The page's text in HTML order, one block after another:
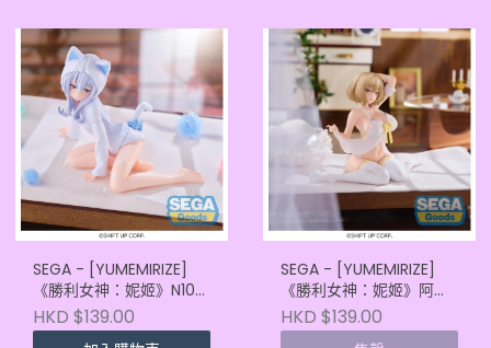
SEGA - [YUMEMIRIZE]
《勝利女神：妮姬》N102
[再販]
(4582733468556)
HKD $139.00
SEGA - [YUMEMIRIZE]
《勝利女神：妮姬》阿妮
斯 [再販]
(4582733468532)
HKD $139.00